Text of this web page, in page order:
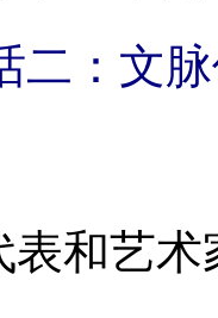
二：文
艺术